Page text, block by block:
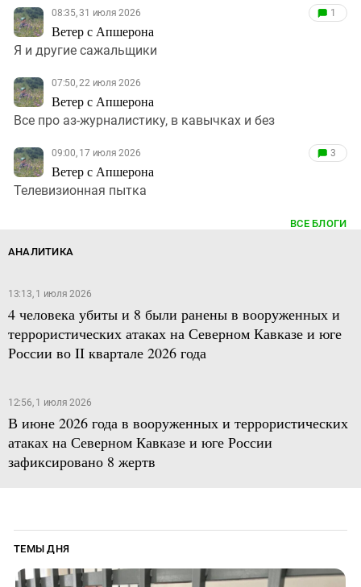
08:35, 31 июля 2026
Ветер с Апшерона
1
Я и другие сажальщики
07:50, 22 июля 2026
Ветер с Апшерона
Все про аз-журналистику, в кавычках и без
09:00, 17 июля 2026
Ветер с Апшерона
3
Телевизионная пытка
ВСЕ БЛОГИ
АНАЛИТИКА
13:13, 1 июля 2026
4 человека убиты и 8 были ранены в вооруженных и
террористических атаках на Северном Кавказе и юге
России во II квартале 2026 года
12:56, 1 июля 2026
В июне 2026 года в вооруженных и террористических
атаках на Северном Кавказе и юге России
зафиксировано 8 жертв
ТЕМЫ ДНЯ